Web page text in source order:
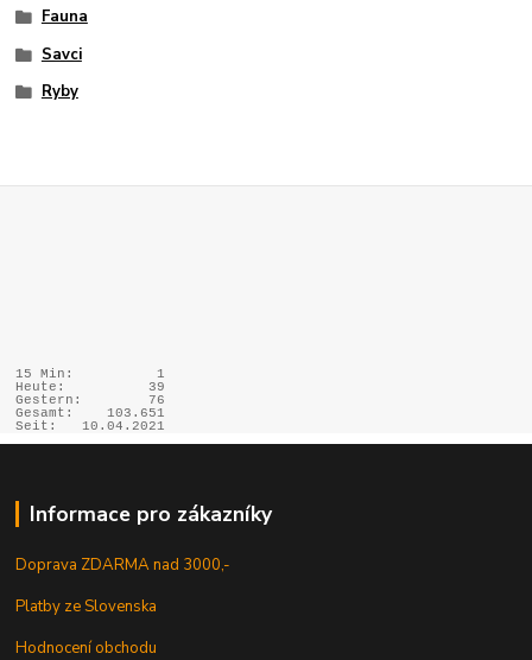
Fauna
Savci
Ryby
15 Min:
1
Heute:
39
Gestern:
76
Gesamt:
103.651
Seit:
10.04.2021
Informace pro zákazníky
Doprava ZDARMA nad 3000,-
Platby ze Slovenska
Hodnocení obchodu